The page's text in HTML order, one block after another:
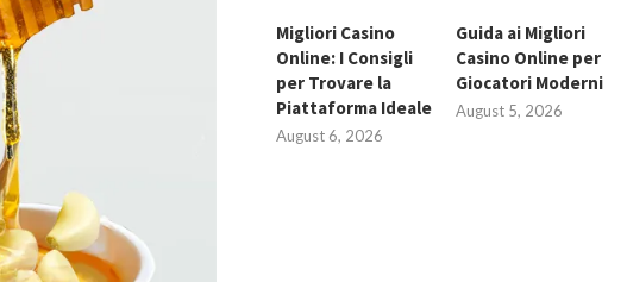
Migliori Casino
Online: I Consigli
per Trovare la
Piattaforma Ideale
August 6, 2026
Guida ai Migliori
Casino Online per
Giocatori Moderni
August 5, 2026